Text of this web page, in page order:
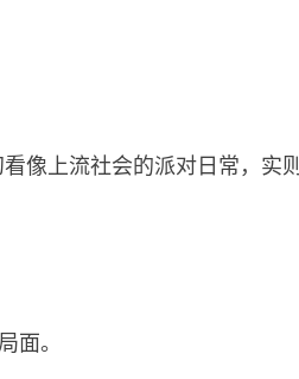
像上流社会的派对日常，实
面。